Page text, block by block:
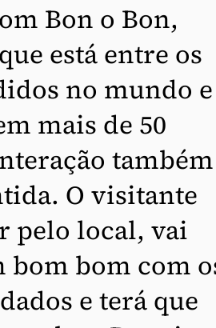
Bon o Bon,
está entre os
no mundo e
mais de 50
também
O visitante
pelo local, vai
bom bom com
e terá que